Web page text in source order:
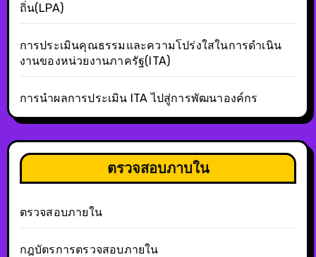
ถิ่น(LPA)
การประเมินคุณธรรมและความโปร่งใสในการดำเนิน
งานของหน่วยงานภาครัฐ(ITA)
การนำผลการประเมิน ITA ไปสู่การพัฒนาองค์กร
ตรวจสอบภาบใน
ตรวจสอบภายใน
กฎบัตรการตรวจสอบภายใน